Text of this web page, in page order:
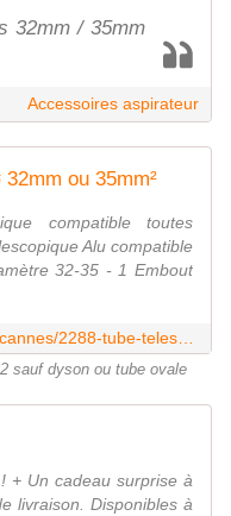
32mm / 35mm
Accessoires aspirateur
ou 35mm²
compatible toutes
Alu compatible
32-35 - 1 Embout
sauf dyson ou tube ovale
+ Un cadeau surprise à
livraison. Disponibles à